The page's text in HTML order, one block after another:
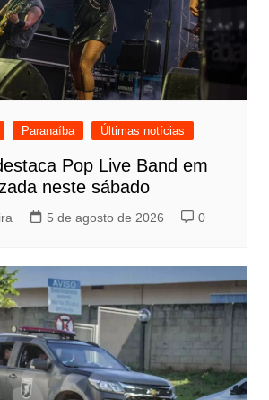
Paranaíba Últimas notícias
Pop Live Band em
neste sábado
5 de agosto de 2026 0